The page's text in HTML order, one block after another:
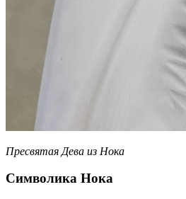
Пресвятая Дева из Нока
Символика Нока